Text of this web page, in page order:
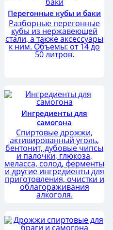
Перегонные кубы и баки
Разборные перегонные
кубы из нержавеющей
стали, а также аксессуары
к ним. Объемы: от 14 до
50 литров.
Ингредиенты для
самогона
Спиртовые дрожжи,
активированный уголь,
бентонит, дубовые чипсы
и палочки, глюкоза,
меласса, солод, ферменты
и другие ингредиенты для
приготовления, очистки и
облагораживания
алкоголя.